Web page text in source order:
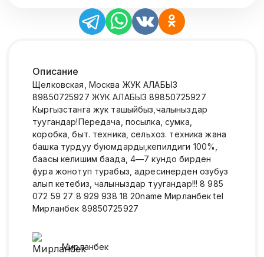
Описание
Щелковская, Москва ЖУК АЛАБЫЗ
89850725927 ЖУК АЛАБЫЗ 89850725927
Кыргызстанга жук ташыйбыз,чалыныздар
туугандар!Передача, посылка, сумка,
коробка, быт. техника, сельхоз. техника жана
башка турдуу буюмдарды,кепилдиги 100%,
баасы келишим баада, 4—7 кундо бирден
фура жонотуп турабыз, адресинерден озубуз
алып кетебиз, чалыныздар туугандар!!! 8 985
072 59 27 8 929 938 18 20name Мирланбек tel
Мирланбек 89850725927
Мирланбек